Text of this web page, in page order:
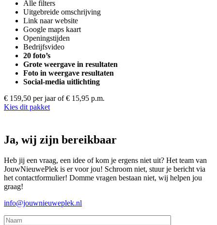
Alle filters
Uitgebreide omschrijving
Link naar website
Google maps kaart
Openingstijden
Bedrijfsvideo
20 foto’s
Grote weergave in resultaten
Foto in weergave resultaten
Social-media uitlichting
€ 159,50 per jaar of € 15,95 p.m.
Kies dit pakket
Ja, wij zijn bereikbaar
Heb jij een vraag, een idee of kom je ergens niet uit? Het team van
JouwNieuwePlek is er voor jou! Schroom niet, stuur je bericht via
het contactformulier! Domme vragen bestaan niet, wij helpen jou
graag!
info@jouwnieuweplek.nl